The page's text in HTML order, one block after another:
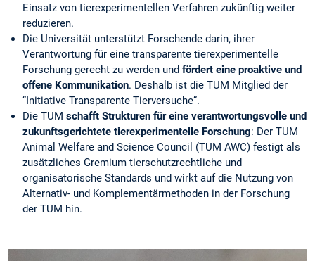
Einsatz von tierexperimentellen Verfahren zukünftig weiter
reduzieren.
Die Universität unterstützt Forschende darin, ihrer
Verantwortung für eine transparente tierexperimentelle
Forschung gerecht zu werden und fördert eine proaktive und
offene Kommunikation. Deshalb ist die TUM Mitglied der
“Initiative Transparente Tierversuche”.
Die TUM schafft Strukturen für eine verantwortungsvolle und
zukunftsgerichtete tierexperimentelle Forschung: Der TUM
Animal Welfare and Science Council (TUM AWC) festigt als
zusätzliches Gremium tierschutzrechtliche und
organisatorische Standards und wirkt auf die Nutzung von
Alternativ- und Komplementärmethoden in der Forschung
der TUM hin.